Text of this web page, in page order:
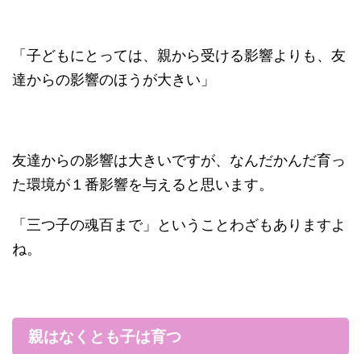
「子どもにとっては、親から受ける影響よりも、友
達からの影響のほうが大きい」
友達からの影響は大きいですが、なんだかんだ育っ
た環境が１番影響を与えると思います。
「三つ子の魂百まで」ということわざもありますよ
ね。
親はなくとも子は育つ